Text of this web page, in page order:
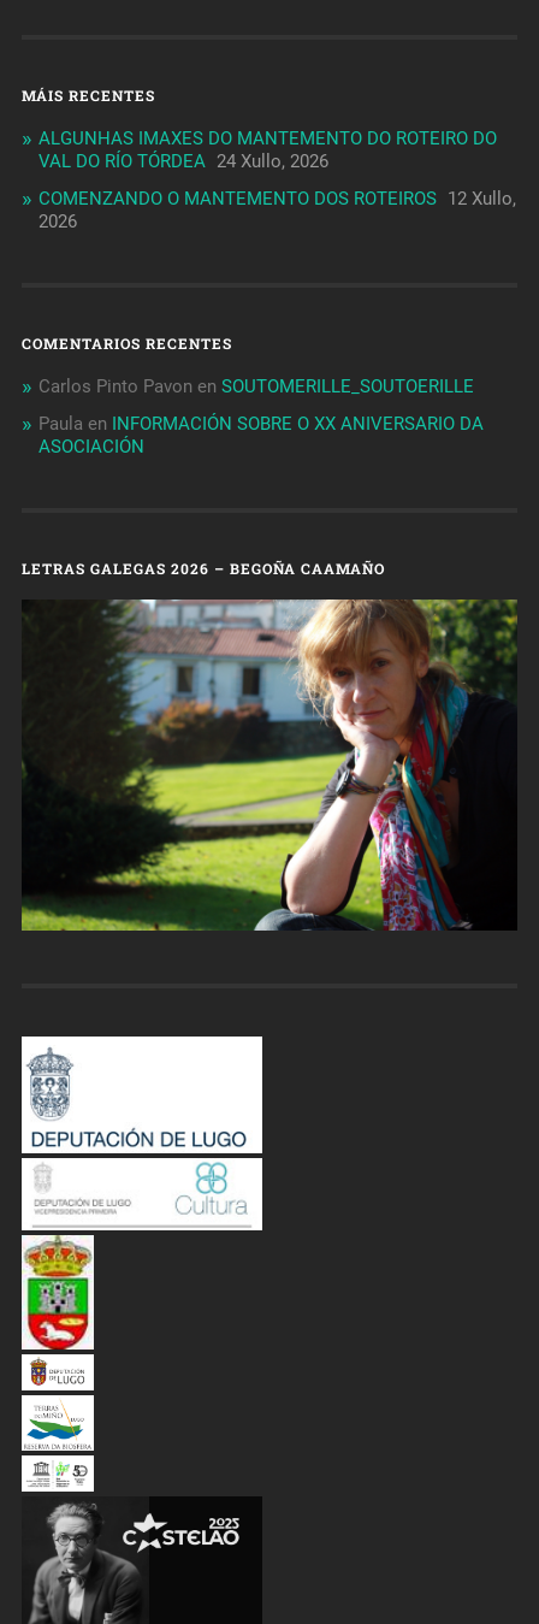
MÁIS RECENTES
ALGUNHAS IMAXES DO MANTEMENTO DO ROTEIRO DO
VAL DO RÍO TÓRDEA 24 Xullo, 2026
COMENZANDO O MANTEMENTO DOS ROTEIROS 12 Xullo,
2026
COMENTARIOS RECENTES
Carlos Pinto Pavon en SOUTOMERILLE_SOUTOERILLE
Paula en INFORMACIÓN SOBRE O XX ANIVERSARIO DA
ASOCIACIÓN
LETRAS GALEGAS 2026 – BEGOÑA CAAMAÑO